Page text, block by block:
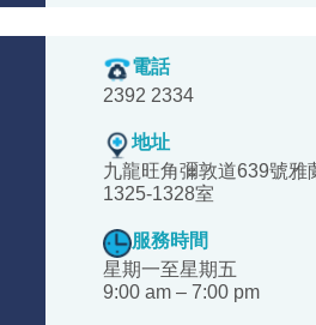
電話
2392 2334
地址
九龍旺角彌敦道639號雅
1325-1328室
服務時間
星期一至星期五
9:00 am – 7:00 pm